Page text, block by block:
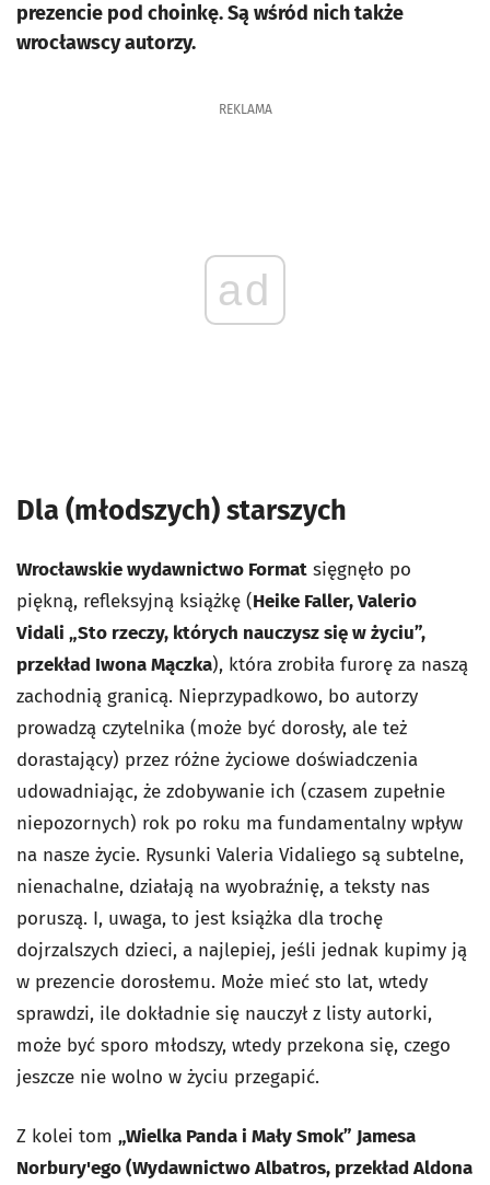
prezencie pod choinkę. Są wśród nich także
wrocławscy autorzy.
REKLAMA
ad
Dla (młodszych) starszych
Wrocławskie wydawnictwo Format sięgnęło po
piękną, refleksyjną książkę (Heike Faller, Valerio
Vidali „Sto rzeczy, których nauczysz się w życiu”,
przekład Iwona Mączka), która zrobiła furorę za naszą
zachodnią granicą. Nieprzypadkowo, bo autorzy
prowadzą czytelnika (może być dorosły, ale też
dorastający) przez różne życiowe doświadczenia
udowadniając, że zdobywanie ich (czasem zupełnie
niepozornych) rok po roku ma fundamentalny wpływ
na nasze życie. Rysunki Valeria Vidaliego są subtelne,
nienachalne, działają na wyobraźnię, a teksty nas
poruszą. I, uwaga, to jest książka dla trochę
dojrzalszych dzieci, a najlepiej, jeśli jednak kupimy ją
w prezencie dorosłemu. Może mieć sto lat, wtedy
sprawdzi, ile dokładnie się nauczył z listy autorki,
może być sporo młodszy, wtedy przekona się, czego
jeszcze nie wolno w życiu przegapić.
Z kolei tom „Wielka Panda i Mały Smok” Jamesa
Norbury'ego (Wydawnictwo Albatros, przekład Aldona